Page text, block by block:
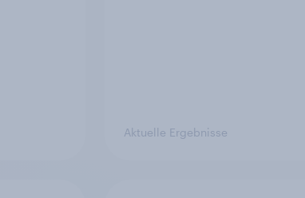
Aktuelle Ergebnisse